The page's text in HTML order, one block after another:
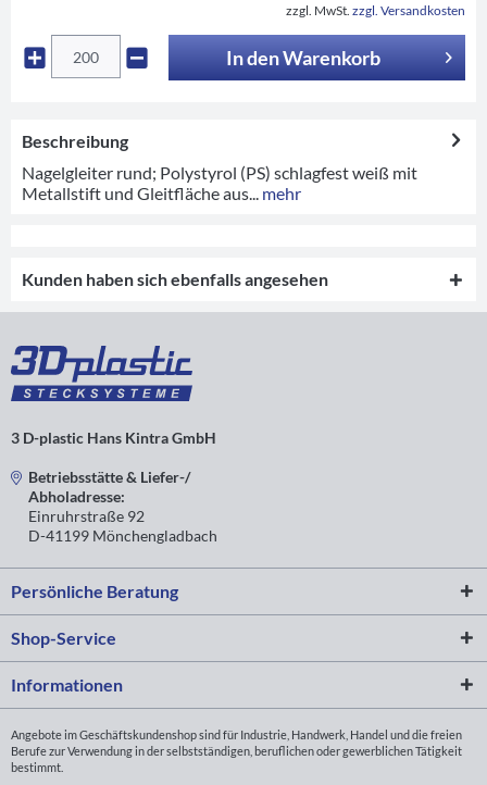
zzgl. MwSt. zzgl. Versandkosten
In denWarenkorb
Beschreibung
Nagelgleiter rund; Polystyrol (PS) schlagfest weiß mit
Metallstift und Gleitfläche aus...
mehr
Kunden haben sich ebenfalls angesehen
3 D-plastic Hans Kintra GmbH
Betriebsstätte & Liefer-/
Abholadresse:
Einruhrstraße 92
D-41199 Mönchengladbach
Persönliche Beratung
Shop-Service
Informationen
Angebote im Geschäftskundenshop sind für Industrie, Handwerk, Handel und die freien
Berufe zur Verwendung in der selbstständigen, beruflichen oder gewerblichen Tätigkeit
bestimmt.